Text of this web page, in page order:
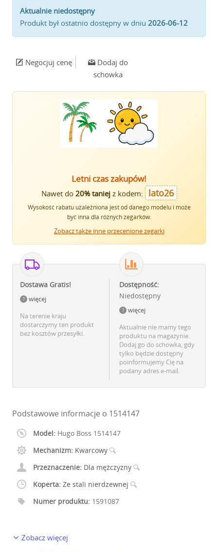
Aktualnie niedostępny
Produkt był ostatnio dostępny w dniu 2026-06-12
Negocjuj cenę
Dodaj do
schowka
Letni czas zakupów!
Nawet do 20% taniejz kodem: lato26
Wysokość rabatu uzależniona jest od danego modelu i może
być inna dla różnych zegarków.
Zobacz także inne przecenione zegarki
Dostawa Gratis!
więcej
Na terenie kraju
dostarczymy ten produkt
bez kosztów przesyłki.
Dostępność:
Niedostępny
więcej
Aktualnie nie mamy tego
produktu na magazynie.
Dodaj go do schowka, gdy
tylko będzie dostępny
poinformujemy Cię na
podany adres e-mail.
Podstawowe informacje o 1514147
Model: Hugo Boss 1514147
Mechanizm: Kwarcowy
Przeznaczenie: Dla mężczyzny
Koperta: Ze stali nierdzewnej
Numer produktu: 1591087
Zobacz więcej